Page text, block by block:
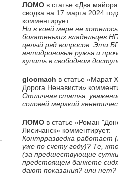
ЛОМО в статье «Два
сводка на 17 марта 2024
комментирует:
Ни в коей мере не
богатеньких владельцев
целый ряд вопросов. Эти
антидроновые ружья и
купить в свободном
gloomach в статье «Марат
Дорога Ненависти»
Отличная статья,
соловей мерзкий
ЛОМО в статье «Роман
Лисичанск» комментирует:
Контрразведка работает
уже по счету году)? Те,
(за предшествующие
предстоящем банкете
дают показания? или нет?